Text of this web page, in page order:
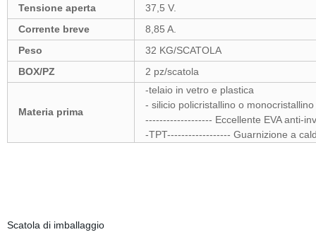
Tensione aperta
37,5 V.
Corrente breve
8,85 A.
Peso
32 KG/SCATOLA
BOX/PZ
2 pz/scatola
Materia prima
-telaio in vetro e plastica
- silicio policristallino o monocristallino
------------------- Eccellente EVA anti-
-TPT------------------ Guarnizione a
Scatola di imballaggio